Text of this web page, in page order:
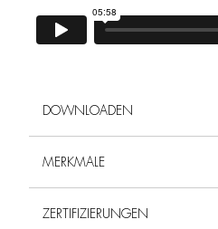
DOWNLOADEN
MERKMALE
ZERTIFIZIERUNGEN